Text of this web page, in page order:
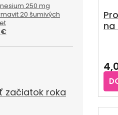
250 mg
20 šumivých
€
začiatok roka
na
5,0
z
5